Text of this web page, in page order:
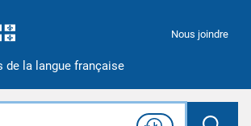
de la langue française
Nous joindre
Rechercher dans tout le site
Lancer